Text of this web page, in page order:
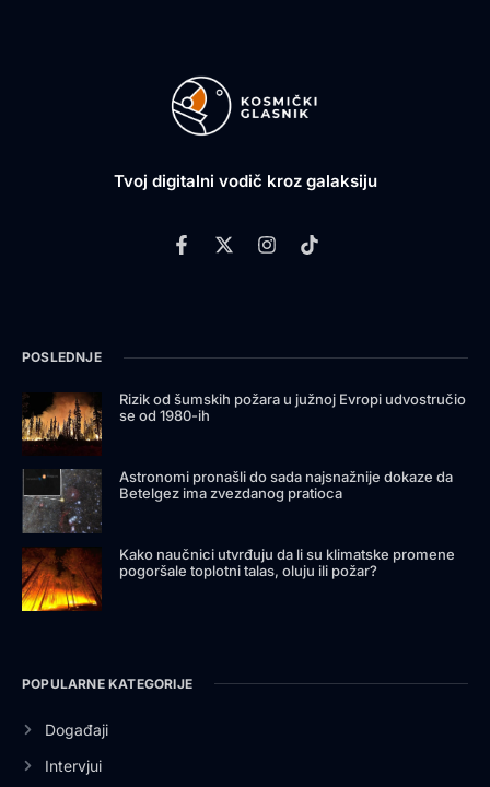
Tvoj digitalni vodič kroz galaksiju
POSLEDNJE
Rizik od šumskih požara u južnoj Evropi udvostručio
se od 1980-ih
Astronomi pronašli do sada najsnažnije dokaze da
Betelgez ima zvezdanog pratioca
Kako naučnici utvrđuju da li su klimatske promene
pogoršale toplotni talas, oluju ili požar?
POPULARNE KATEGORIJE
Događaji
Intervjui